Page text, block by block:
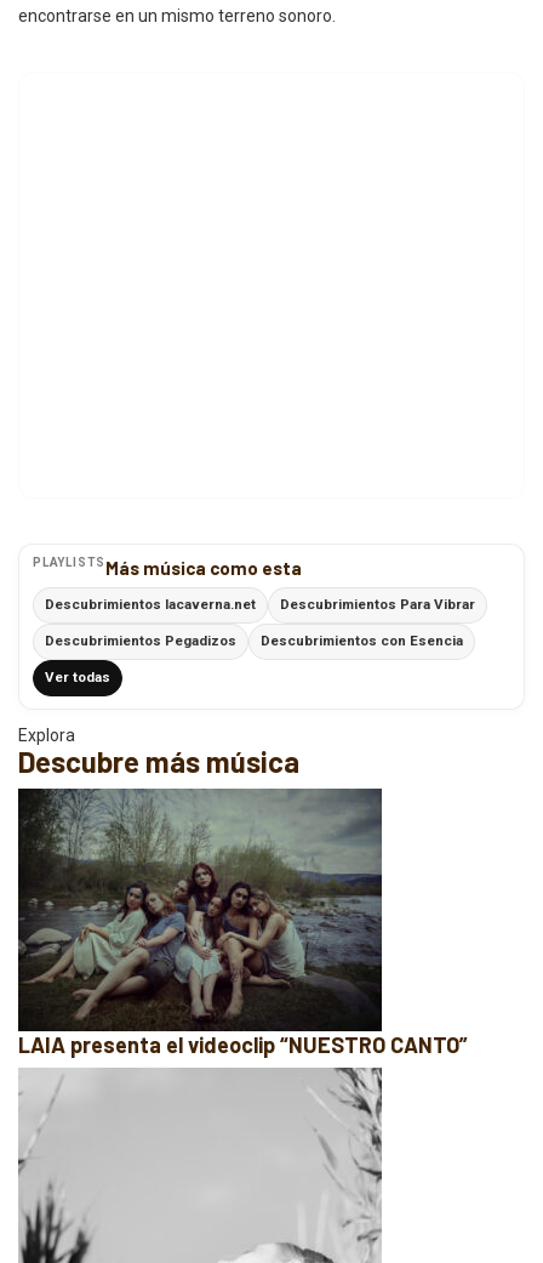
encontrarse en un mismo terreno sonoro.
PLAYLISTS Más música como esta
Descubrimientos lacaverna.net Descubrimientos Para Vibrar
Descubrimientos Pegadizos Descubrimientos con Esencia
Ver todas
Explora
Descubre más música
LAIA presenta el videoclip “NUESTRO CANTO”